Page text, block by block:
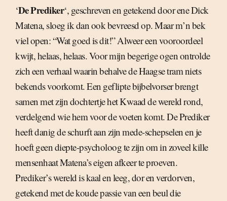
‘De Prediker‘, geschreven en getekend door ene Dick
Matena, sloeg ik dan ook bevreesd op. Maar m’n bek
viel open: “Wat goed is dit!” Alweer een vooroordeel
kwijt, helaas, helaas. Voor mijn begerige ogen ontrolde
zich een verhaal waarin behalve de Haagse tram niets
bekends voorkomt. Een geflipte bijbelvorser brengt
samen met zijn dochtertje het Kwaad de wereld rond,
verdelgend wie hem voor de voeten komt. De Prediker
heeft danig de schurft aan zijn mede-schepselen en je
hoeft geen diepte-psycholoog te zijn om in zoveel kille
mensenhaat Matena’s eigen afkeer te proeven.
Prediker’s wereld is kaal en leeg, dor en verdorven,
getekend met de koude passie van een beul die